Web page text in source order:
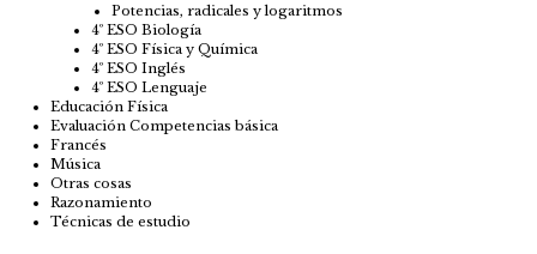
Potencias, radicales y logaritmos
4º ESO Biología
4º ESO Física y Química
4º ESO Inglés
4º ESO Lenguaje
Educación Física
Evaluación Competencias básica
Francés
Música
Otras cosas
Razonamiento
Técnicas de estudio